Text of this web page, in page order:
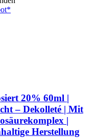
20% 60ml |
– Dekolleté | Mit
|
Herstellung